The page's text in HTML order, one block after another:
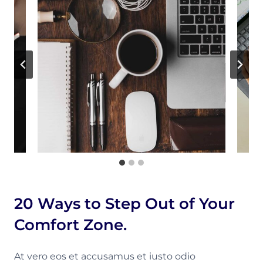
20 Ways to Step Out of Your
Comfort Zone.
At vero eos et accusamus et iusto odio